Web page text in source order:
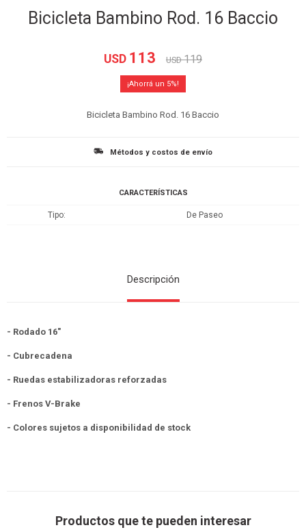
Bicicleta Bambino Rod. 16 Baccio
USD 113 USD 119
5
Bicicleta Bambino Rod. 16 Baccio
Métodos y costos de envío
CARACTERÍSTICAS
Tipo De Paseo
Descripción
- Rodado 16"
- Cubrecadena
- Ruedas estabilizadoras reforzadas
- Frenos V-Brake
- Colores sujetos a disponibilidad de stock
Productos que te pueden interesar